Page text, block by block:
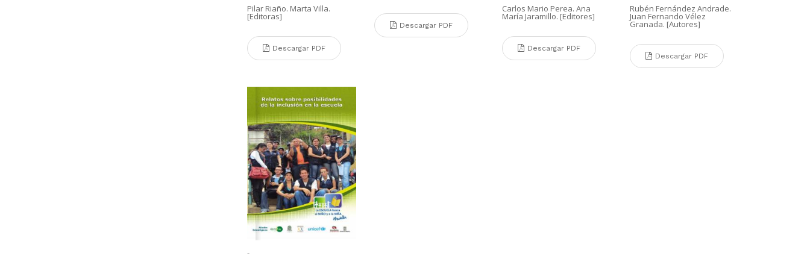
Pilar Riaño. Marta Villa.
[Editoras]
Descargar PDF
Descargar PDF
Carlos Mario Perea. Ana
María Jaramillo. [Editores]
Descargar PDF
Rubén Fernández Andrade.
Juan Fernando Vélez
Granada. [Autores]
Descargar PDF
-